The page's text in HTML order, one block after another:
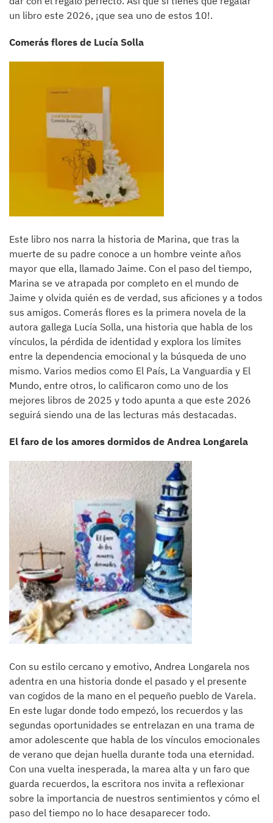
un libro este 2026, ¡que sea uno de estos 10!.
Comerás flores de Lucía Solla
Este libro nos narra la historia de Marina, que tras la
muerte de su padre conoce a un hombre veinte años
mayor que ella, llamado Jaime. Con el paso del tiempo,
Marina se ve atrapada por completo en el mundo de
Jaime y olvida quién es de verdad, sus aficiones y a todos
sus amigos. Comerás flores es la primera novela de la
autora gallega Lucía Solla, una historia que habla de los
vínculos, la pérdida de identidad y explora los límites
entre la dependencia emocional y la búsqueda de uno
mismo. Varios medios como El País, La Vanguardia y El
Mundo, entre otros, lo calificaron como uno de los
mejores libros de 2025 y todo apunta a que este 2026
seguirá siendo una de las lecturas más destacadas.
El faro de los amores dormidos de Andrea Longarela
Con su estilo cercano y emotivo, Andrea Longarela nos
adentra en una historia donde el pasado y el presente
van cogidos de la mano en el pequeño pueblo de Varela.
En este lugar donde todo empezó, los recuerdos y las
segundas oportunidades se entrelazan en una trama de
amor adolescente que habla de los vínculos emocionales
de verano que dejan huella durante toda una eternidad.
Con una vuelta inesperada, la marea alta y un faro que
guarda recuerdos, la escritora nos invita a reflexionar
sobre la importancia de nuestros sentimientos y cómo el
paso del tiempo no lo hace desaparecer todo.